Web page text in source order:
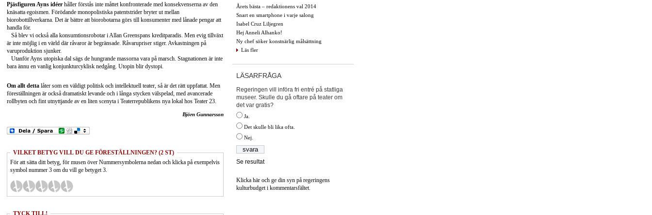
Pjäsfiguren Ayns idéer håller förstås inte måttet konfronterade med konsekvenserna av den
knäsatta egoismen. Förödande monopolistiska patentstrider bryter ut mellan
biorobottillverkarna. Det är bättre att biorobotarna görs till konsumenter med lånade pengar att
handla för.
Så blev vi också alla konsumtionsrobotar i Allan Greenspans kreditparadis. Men evig tillväxt
är inte möjlig i en värld där råvaror är begränsade. Råvarupriser stiger. Avkastningen på
varuproduktion sjunker.
Utanför Ayns utopiska dal sägs de hungrande massorna vara på marsch. Stagnationen är inte
bara ännu en vanlig konjunkturcyklisk nedgång. Utopin blir dystopi.
Om allt detta låter som en väldigt politisk och intellektuell teater, så är det rätt uppfattat. Men
föreställningen är också dramatiskt levande och i långa stycken välspelad, med avancerade
rollbyten och fint utnyttjande av en liten scenyta i Teaterrepublikens nya lokal hos Teater 23.
Björn Gunnarsson
VILKET BETYG VILL DU GE FÖRESTÄLLNINGEN? (2 ST)
För att sätta ditt betyg, för musen över Nummersymbolerna nedan och klicka på exempelvis
symbol nummer 3 om du vill ge betyget 3.
Årets bästa – redaktionens val 2014
Snart en smartphone i varje salong
Isabel Cruz Liljegren
Hej Anneli Alhanko!
Ny chef söker konstnärlig målsättning
Läs fler
LÄSARFRÅGA
Regeringen vill införa fri entré på statliga
museer. Skulle du gå oftare på teater om
det var gratis?
Ja.
Det skulle bli lika ofta.
Nej.
Se resultat
Klicka här och ge din syn på regeringens
kulturbudget i kommentarsfältet.